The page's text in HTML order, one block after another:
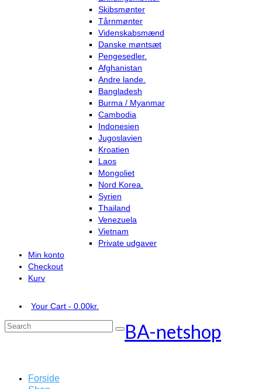
Skibsmønter
Tårnmønter
Videnskabsmænd
Danske møntsæt
Pengesedler.
Afghanistan
Andre lande.
Bangladesh
Burma / Myanmar
Cambodia
Indonesien
Jugoslavien
Kroatien
Laos
Mongoliet
Nord Korea.
Syrien
Thailand
Venezuela
Vietnam
Private udgaver
Min konto
Checkout
Kurv
Your Cart - 0.00kr.
Search
BA-netshop
Forside